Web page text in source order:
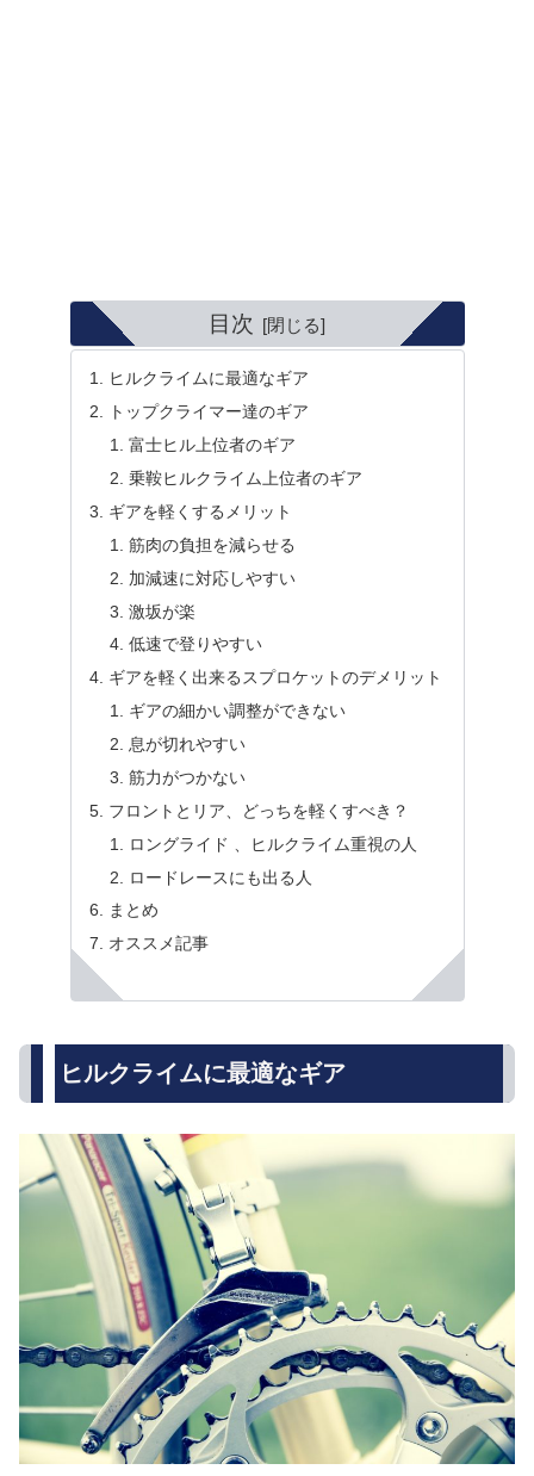
目次
ヒルクライムに最適なギア
トップクライマー達のギア
富士ヒル上位者のギア
乗鞍ヒルクライム上位者のギア
ギアを軽くするメリット
筋肉の負担を減らせる
加減速に対応しやすい
激坂が楽
低速で登りやすい
ギアを軽く出来るスプロケットのデメリット
ギアの細かい調整ができない
息が切れやすい
筋力がつかない
フロントとリア、どっちを軽くすべき？
ロングライド 、ヒルクライム重視の人
ロードレースにも出る人
まとめ
オススメ記事
ヒルクライムに最適なギア